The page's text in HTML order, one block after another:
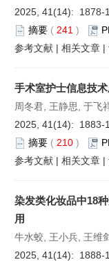
2025, 41(14): 1878-
摘要 ( 241 )
参考文献 | 相关文章 |
手术室护士信息技
周冬君, 王静思, 于飞
2025, 41(14): 1883-
摘要 ( 210 )
参考文献 | 相关文章 |
染发类化妆品中18
用
牛水蛟, 王小兵, 王维
2025, 41(14): 1888-